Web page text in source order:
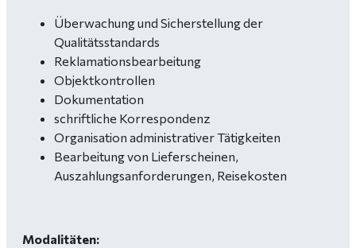
Überwachung und Sicherstellung der
Qualitätsstandards
Reklamationsbearbeitung
Objektkontrollen
Dokumentation
schriftliche Korrespondenz
Organisation administrativer Tätigkeiten
Bearbeitung von Lieferscheinen,
Auszahlungsanforderungen, Reisekosten
Modalitäten: